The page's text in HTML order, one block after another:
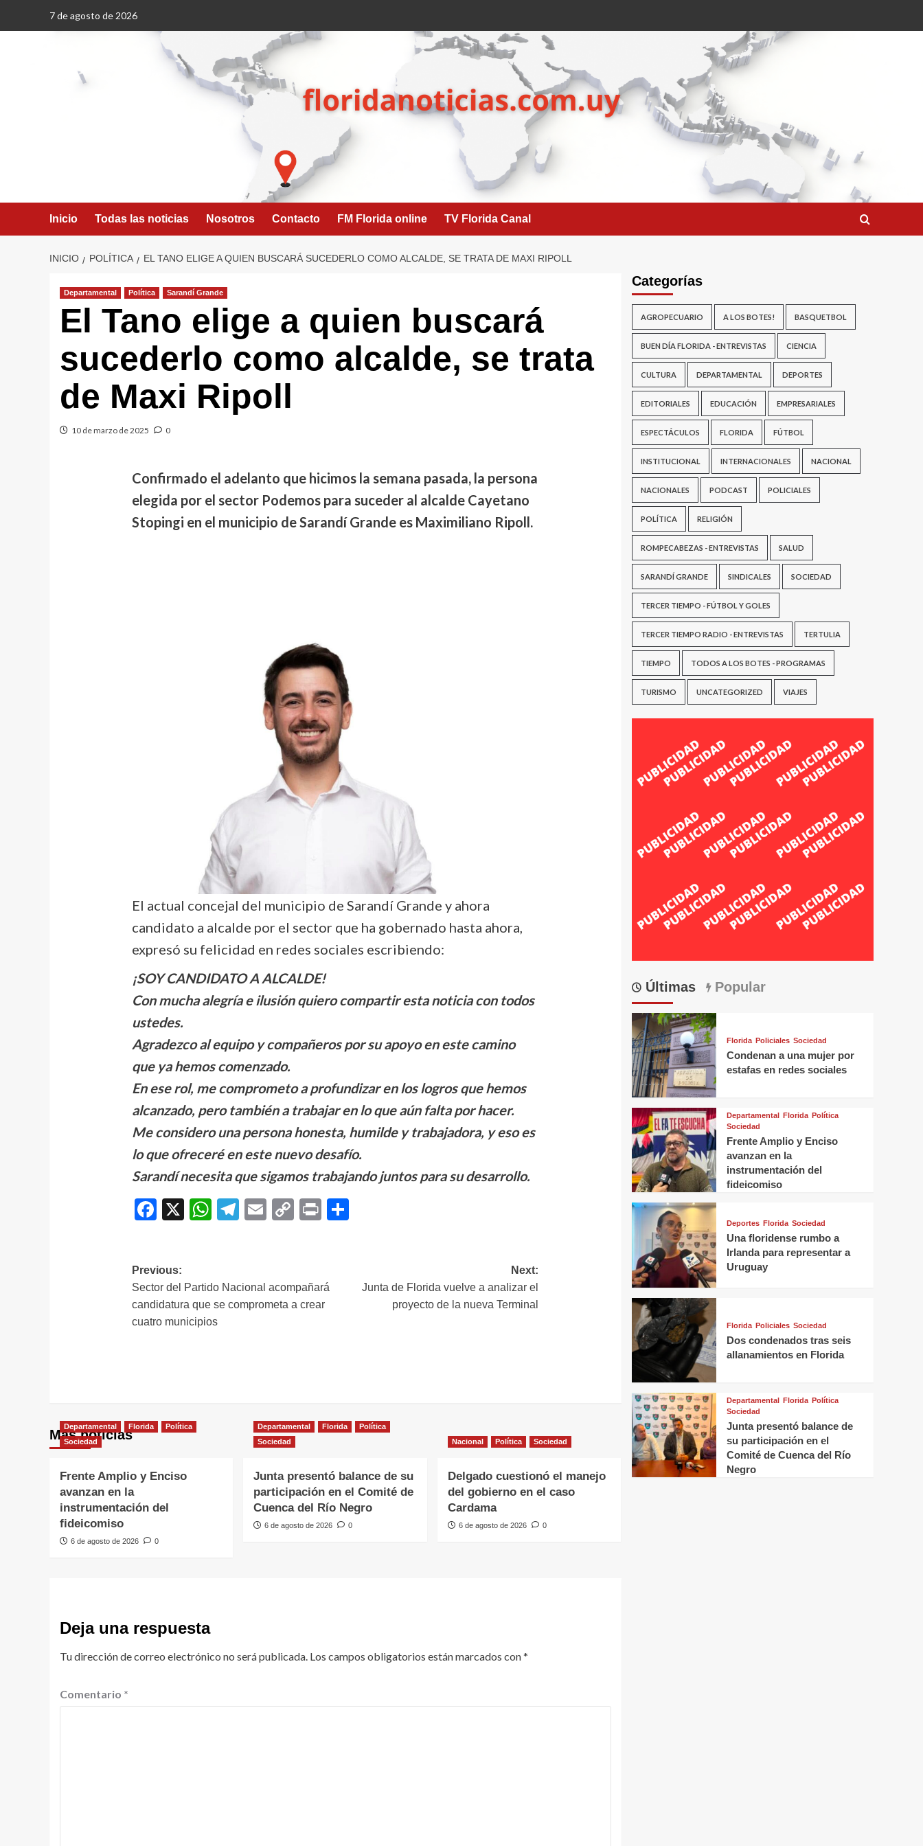
7 de agosto de 2026
Inicio Todas las noticias Nosotros Contacto FM Florida online TV Florida Canal
INICIO POLÍTICA EL TANO ELIGE A QUIEN BUSCARÁ SUCEDERLO COMO ALCALDE, SE TRATA DE MAXI RIPOLL
Departamental Política Sarandí Grande
El Tano elige a quien buscará
sucederlo como alcalde, se trata
de Maxi Ripoll
10 de marzo de 2025 0
Confirmado el adelanto que hicimos la semana pasada, la persona
elegida por el sector Podemos para suceder al alcalde Cayetano
Stopingi en el municipio de Sarandí Grande es Maximiliano Ripoll.
El actual concejal del municipio de Sarandí Grande y ahora
candidato a alcalde por el sector que ha gobernado hasta ahora,
expresó su felicidad en redes sociales escribiendo:
¡SOY CANDIDATO A ALCALDE!
Con mucha alegría e ilusión quiero compartir esta noticia con todos
ustedes.
Agradezco al equipo y compañeros por su apoyo en este camino
que ya hemos comenzado.
En ese rol, me comprometo a profundizar en los logros que hemos
alcanzado, pero también a trabajar en lo que aún falta por hacer.
Me considero una persona honesta, humilde y trabajadora, y eso es
lo que ofreceré en este nuevo desafío.
Sarandí necesita que sigamos trabajando juntos para su desarrollo.
Facebook
X WhatsApp
Telegram
EmailCopyPrint
Navegación
de
entradas
Previous:
Sector del Partido Nacional acompañará
candidatura que se comprometa a crear
cuatro municipios
Next:
Junta de Florida vuelve a analizar el
proyecto de la nueva Terminal
Más noticias
Departamental Florida
Política
Sociedad
Frente Amplio y Enciso
avanzan en la
instrumentación del
fideicomiso
6 de agosto de 2026 0
Departamental Florida
Política
Sociedad
Junta presentó balance de su
participación en el Comité de
Cuenca del Río Negro
6 de agosto de 2026 0
Nacional Política Sociedad
Delgado cuestionó el manejo
del gobierno en el caso
Cardama
6 de agosto de 2026 0
Deja una respuesta
Tu dirección de correo electrónico no será publicada. Los campos obligatorios están marcados con*
Comentario *
Categorías
AGROPECUARIO A LOS BOTES! BASQUETBOL
BUEN DÍA FLORIDA - ENTREVISTAS CIENCIA
CULTURA DEPARTAMENTAL DEPORTES
EDITORIALES EDUCACIÓN EMPRESARIALES
ESPECTÁCULOS FLORIDA FÚTBOL
INSTITUCIONAL INTERNACIONALES NACIONAL
NACIONALES PODCAST POLICIALES
POLÍTICA RELIGIÓN
ROMPECABEZAS - ENTREVISTAS SALUD
SARANDÍ GRANDE SINDICALES SOCIEDAD
TERCER TIEMPO - FÚTBOL Y GOLES
TERCER TIEMPO RADIO - ENTREVISTAS TERTULIA
TIEMPO TODOS A LOS BOTES - PROGRAMAS
TURISMO UNCATEGORIZED VIAJES
Últimas Popular
Florida Policiales Sociedad
Condenan a una mujer por
estafas en redes sociales
Departamental Florida Política
Sociedad
Frente Amplio y Enciso
avanzan en la
instrumentación del
fideicomiso
Deportes Florida Sociedad
Una floridense rumbo a
Irlanda para representar a
Uruguay
Florida Policiales Sociedad
Dos condenados tras seis
allanamientos en Florida
Departamental Florida Política
Sociedad
Junta presentó balance de
su participación en el
Comité de Cuenca del Río
Negro